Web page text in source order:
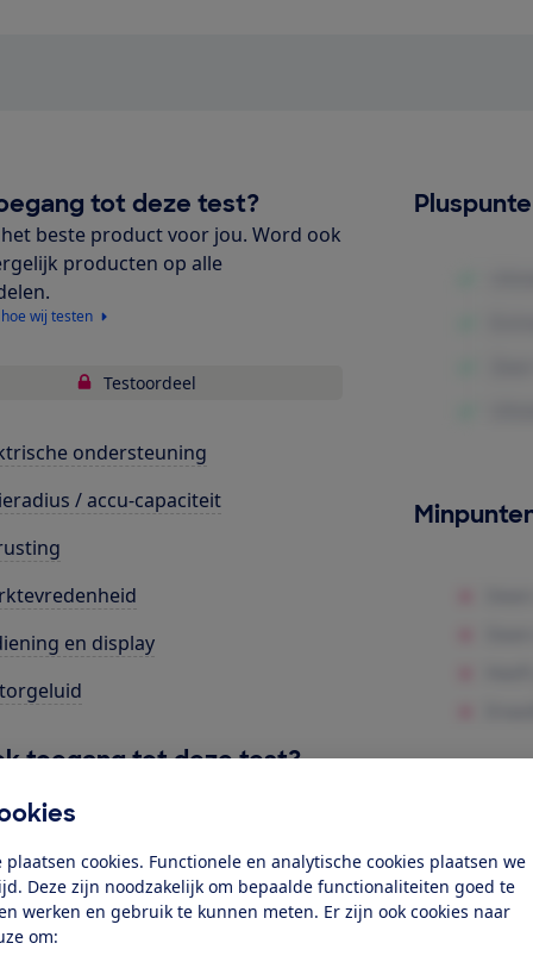
plaatsen cookies. Functionele en analytische cookies plaatsen we
Deze zijn noodzakelijk om bepaalde functionaliteiten goed te
werken en gebruik te kunnen meten. Er zijn ook cookies naar
om:
tot deze test?
beste product voor jou. Word ook
producten op alle
wij testen
Testoordeel
ondersteuning
/ accu-capaciteit
en display
toegang tot deze test?
Al lid? Log in